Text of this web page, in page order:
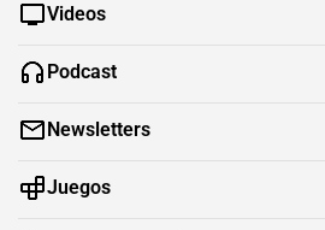
Videos
Podcast
Newsletters
Juegos